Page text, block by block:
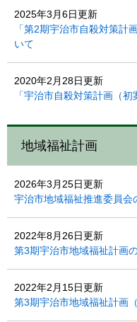
2025年3月6日更新
「第2期宇治市自殺対策計
いて
2020年2月28日更新
「宇治市自殺対策計画（
地域福祉計画
2026年3月25日更新
宇治市地域福祉推進委員会
2022年8月26日更新
第3期宇治市地域福祉計画
2022年2月15日更新
第3期宇治市地域福祉計画